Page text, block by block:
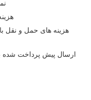
هزینه های حمل و نقل
ارسال پیش پرداخت شده